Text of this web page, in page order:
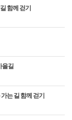
함께 걷기
을길
는 길 함께 걷기